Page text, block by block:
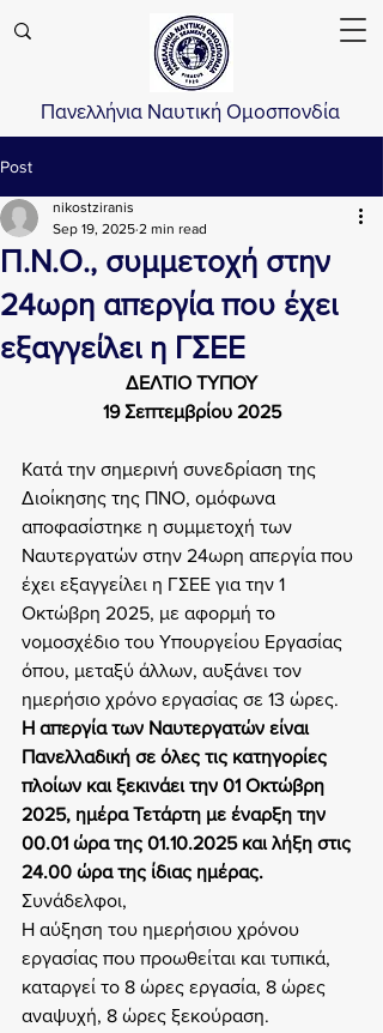
Πανελλήνια Ναυτική Ομοσπονδία
Post
Π.Ν.Ο., συμμετοχή στην
24ωρη απεργία που έχει
εξαγγείλει η ΓΣΕΕ
nikostziranis
Sep 19, 2025 2 min read
ΔΕΛΤΙΟ ΤΥΠΟΥ
19 Σεπτεμβρίου 2025
Κατά την σημερινή συνεδρίαση της
Διοίκησης της ΠΝΟ, ομόφωνα
αποφασίστηκε η συμμετοχή των
Ναυτεργατών στην 24ωρη απεργία που
έχει εξαγγείλει η ΓΣΕΕ για την 1
Οκτώβρη 2025, με αφορμή το
νομοσχέδιο του Υπουργείου Εργασίας
όπου, μεταξύ άλλων, αυξάνει τον
ημερήσιο χρόνο εργασίας σε 13 ώρες.
Η απεργία των Ναυτεργατών είναι
Πανελλαδική σε όλες τις κατηγορίες
πλοίων και ξεκινάει την 01 Οκτώβρη
2025, ημέρα Τετάρτη με έναρξη την
00.01 ώρα της 01.10.2025 και λήξη στις
24.00 ώρα της ίδιας ημέρας.
Συνάδελφοι,
Η αύξηση του ημερήσιου χρόνου
εργασίας που προωθείται και τυπικά,
καταργεί το 8 ώρες εργασία, 8 ώρες
αναψυχή, 8 ώρες ξεκούραση.